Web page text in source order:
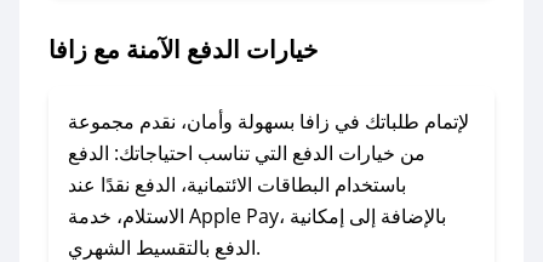
لا تقلق! يمكنك التواصل مع فريق دعم صحصح عبر
وسنقوم بحل المشكلة في أسرع وقت ممكن.
### ماذا أفعل إذا لم أجد كود خصم لمتجري
المفضل؟
في حال عدم توفر كوبونات لمتجرك المفضل، يمكنك
خيارات الدفع الآمنة مع زافا
لإتمام طلباتك في زافا بسهولة وأمان، نقدم مجموعة
من خيارات الدفع التي تناسب احتياجاتك: الدفع
باستخدام البطاقات الائتمانية، الدفع نقدًا عند
الاستلام، خدمة Apple Pay، بالإضافة إلى إمكانية
الدفع بالتقسيط الشهري.